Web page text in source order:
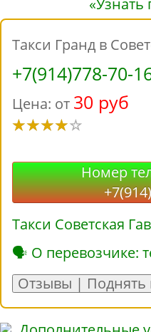
«Узнать
Такси Гранд в
+7(914)778-70-
Цена: от 30 руб
Номер
Такси Советская
🗣 О перевозчике:
Отзывы | Поднять